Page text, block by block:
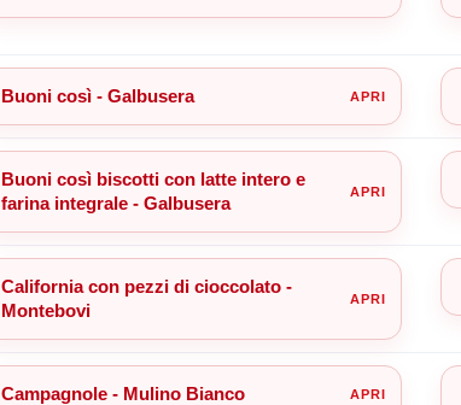
Buoni così - Galbusera
Buoni così biscotti con latte intero e
farina integrale - Galbusera
California con pezzi di cioccolato -
Montebovi
Campagnole - Mulino Bianco